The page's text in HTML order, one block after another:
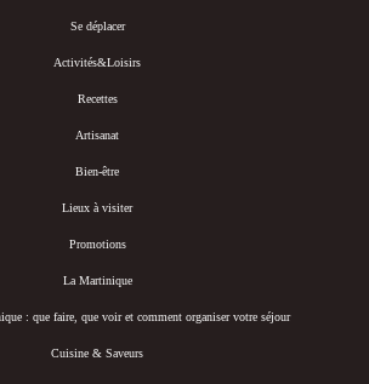
Se déplacer
Activités&Loisirs
Recettes
Artisanat
Bien-être
Lieux à visiter
Promotions
La Martinique
: que faire, que voir et comment organiser votre séjour
Cuisine & Saveurs